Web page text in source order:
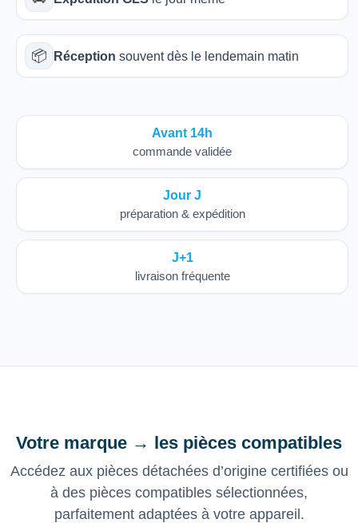
📦 Réception souvent dès le lendemain matin
Avant 14h
commande validée
Jour J
préparation & expédition
J+1
livraison fréquente
Votre marque → les pièces compatibles
Accédez aux pièces détachées d’origine certifiées ou
à des pièces compatibles sélectionnées,
parfaitement adaptées à votre appareil.